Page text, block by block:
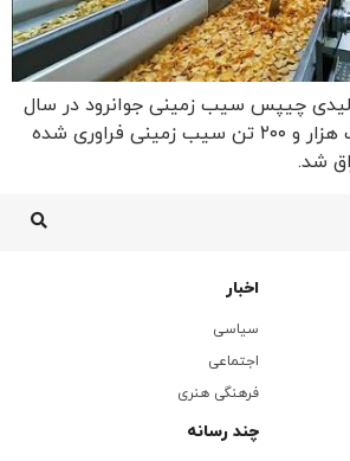
چیپس سیب زمینی جوانرود در سال
جاری موفق به صادرات هزار و ۲۰۰ تن سیب زمینی فراوری شده
شد.
اخبار
سیاسی
اجتماعی
فرهنگی هنری
چند رسانه